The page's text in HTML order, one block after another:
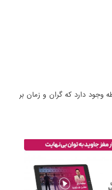
دارد که گران و زمان بر